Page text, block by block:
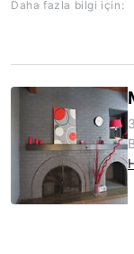
Daha fazla bilgi için: